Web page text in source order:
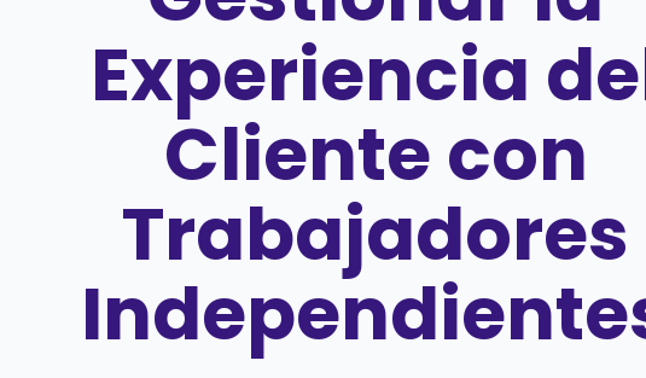
Experiencia
Cliente con
Trabajadores